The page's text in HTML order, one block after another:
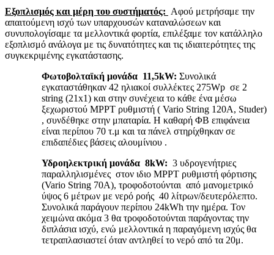
Εξοπλισμός και μέρη του συστήματός: Αφού μετρήσαμε την
απαιτούμενη ισχύ των υπαρχουσών καταναλώσεων και
συνυπολογίσαμε τα μελλοντικά φορτία, επιλέξαμε τον κατάλληλο
εξοπλισμό ανάλογα με τις δυνατότητες και τις ιδιαιτερότητες της
συγκεκριμένης εγκατάστασης.
Φωτοβολταϊκή μονάδα 11,5kW: Συνολικά
εγκαταστάθηκαν 42 ηλιακοί συλλέκτες 275Wp σε 2
string (21x1) και στην συνέχεια το κάθε ένα μέσω
ξεχωριστού MPPT ρυθμιστή ( Vario String 120Α, Studer)
, συνδέθηκε στην μπαταρία. Η καθαρή ΦΒ επιφάνεια
είναι περίπου 70 τ.μ και τα πάνελ στηρίχθηκαν σε
επιδαπέδιες βάσεις αλουμίνιου .
Υδροηλεκτρική μονάδα 8kW: 3 υδρογενήτριες
παραλληλισμένες στον ιδιο MPPT ρυθμιστή φόρτισης
(Vario String 70A), τροφοδοτούνται από μανομετρικό
ύψος 6 μέτρων με νερό ροής 40 λίτρων/δευτερόλεπτο.
Συνολικά παράγουν περίπου 24kWh την ημέρα. Τον
χειμώνα ακόμα 3 θα τροφοδοτούνται παράγοντας την
διπλάσια ισχύ, ενώ μελλοντικά η παραγόμενη ισχύς θα
τετραπλασιαστεί όταν αντληθεί το νερό από τα 20μ.